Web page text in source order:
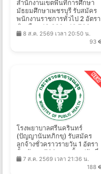
สำนักงานเขตพื้นที่การศึกษา
มัธยมศึกษาเพชรบุรี รับสมัคร
พนักงานราชการทั่วไป 2 อัตรา
เงินเดือน 13,660 - 16,700 บาท
ตั้งแต่วันที่ 17-25 ส.ค. 2569
8 ส.ค. 2569 เวลา 20:50 น.
93
โรงพยาบาลศรีนครินทร์
(ปัญญานันทภิกขุ) รับสมัคร
ลูกจ้างชั่วคราวรายวัน 1 อัตรา
จ้างวันละ 720 บาท ตั้งแต่วันที่
7-18 ส.ค. 2569
7 ส.ค. 2569 เวลา 21:36 น.
188